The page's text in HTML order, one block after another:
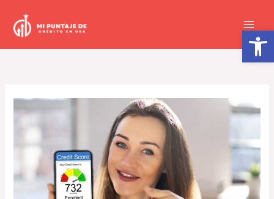
Abrir barra de herramientas
contenido